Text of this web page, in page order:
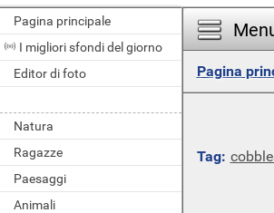
Pagina principale
I migliori sfondi del giorno
Editor di foto
Natura
Ragazze
Paesaggi
Animali
Pagina
Tag: